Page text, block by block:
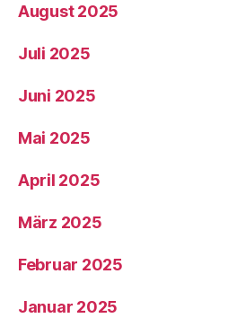
August 2025
Juli 2025
Juni 2025
Mai 2025
April 2025
März 2025
Februar 2025
Januar 2025